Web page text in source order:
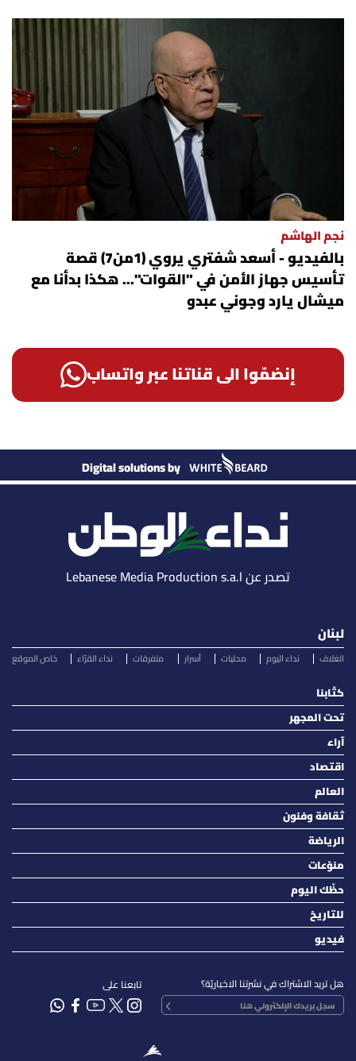
نجم الهاشم
بالفيديو - أسعد شفتري يروي (1من7) قصة
تأسيس جهاز الأمن في "القوات"... هكذا بدأنا مع
ميشال يارد وجوني عبدو
إنضمّوا الى قناتنا عبر واتساب
Digital solutions by
تصدر عن Lebanese Media Production s.a.l
لبنان
الغلاف نداء اليوم محليات أسرار متفرقات نداء القرّاء خاص الموقع
كتّابنا
تحت المجهر
آراء
اقتصاد
العالم
ثقافة وفنون
الرياضة
منوّعات
حظّك اليوم
للتاريخ
فيديو
هل تريد الاشتراك في نشرتنا الاخباريّة؟ تابعنا على